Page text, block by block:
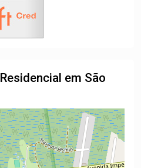
em São